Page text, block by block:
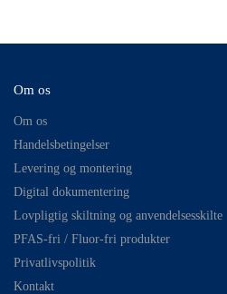
Om os
Om os
Handelsbetingelser
Levering og montering
Digital dokumentering
Lovpligtig skiltning og anvendelsesskilte
PFAS-fri / Fluor-fri produkter
Privatlivspolitik
Kontakt